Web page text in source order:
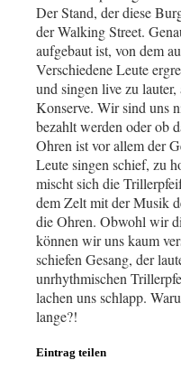
Der Stand, der diese
der Walking Street.
aufgebaut ist, von dem
Verschiedene Leute
und singen live zu
Konserve. Wir sind uns
bezahlt werden oder ob
Ohren ist vor allem der
Leute singen schief, zu
mischt sich die
dem Zelt mit der Musik
die Ohren. Obwohl wir
können wir uns kaum
schiefen Gesang, der
unrhythmischen
lachen uns schlapp.
lange?!
Eintrag teilen